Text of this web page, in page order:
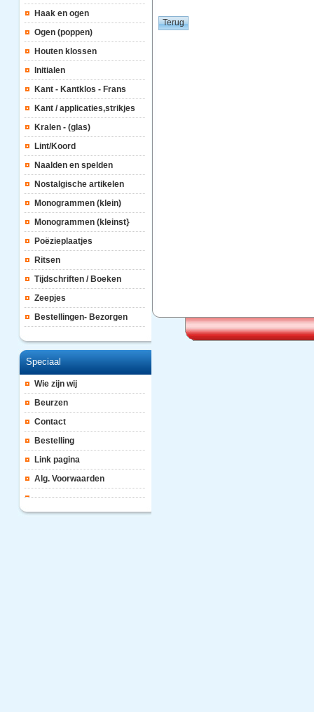
Haak en ogen
Ogen (poppen)
Houten klossen
Initialen
Kant - Kantklos - Frans
Kant / applicaties,strikjes
Kralen - (glas)
Lint/Koord
Naalden en spelden
Nostalgische artikelen
Monogrammen (klein)
Monogrammen (kleinst}
Poëzieplaatjes
Ritsen
Tijdschriften / Boeken
Zeepjes
Bestellingen- Bezorgen
Speciaal
Wie zijn wij
Beurzen
Contact
Bestelling
Link pagina
Alg. Voorwaarden